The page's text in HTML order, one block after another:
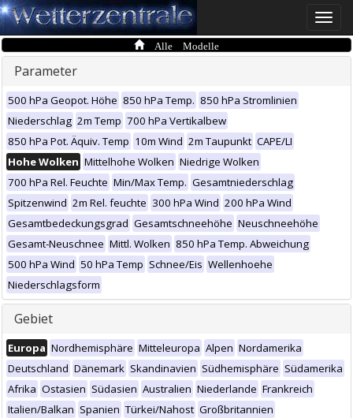
Toggle
Alle Modelle
Parameter
500 hPa Geopot. Höhe 850 hPa Temp. 850 hPa Stromlinien
Niederschlag 2m Temp 700 hPa Vertikalbew
850 hPa Pot. Äquiv. Temp 10m Wind 2m Taupunkt CAPE/LI
Hohe Wolken Mittelhohe Wolken Niedrige Wolken
700 hPa Rel. Feuchte Min/Max Temp. Gesamtniederschlag
Spitzenwind 2m Rel. feuchte 300 hPa Wind 200 hPa Wind
Gesamtbedeckungsgrad Gesamtschneehöhe Neuschneehöhe
Gesamt-Neuschnee Mittl. Wolken 850 hPa Temp. Abweichung
500 hPa Wind 50 hPa Temp Schnee/Eis Wellenhoehe
Niederschlagsform
Gebiet
Europa Nordhemisphäre Mitteleuropa Alpen Nordamerika
Deutschland Dänemark Skandinavien Südhemisphäre Südamerika
Afrika Ostasien Südasien Australien Niederlande Frankreich
Italien/Balkan Spanien Türkei/Nahost Großbritannien